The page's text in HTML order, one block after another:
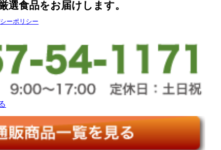
食品をお届けします。
ーポリシー